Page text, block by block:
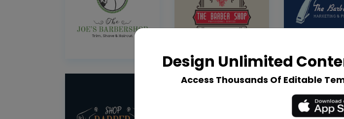
Design Unlimited
Access Thousands Of Editable